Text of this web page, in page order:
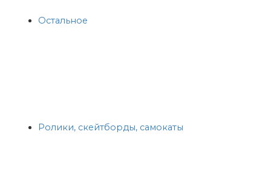
Остальное
Ролики, скейтборды, самокаты